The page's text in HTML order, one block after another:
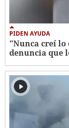
PIDEN AYUDA
"Nunca creí lo
denuncia que